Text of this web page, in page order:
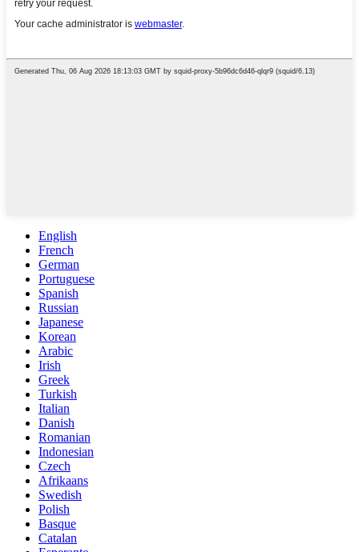
English
French
German
Portuguese
Spanish
Russian
Japanese
Korean
Arabic
Irish
Greek
Turkish
Italian
Danish
Romanian
Indonesian
Czech
Afrikaans
Swedish
Polish
Basque
Catalan